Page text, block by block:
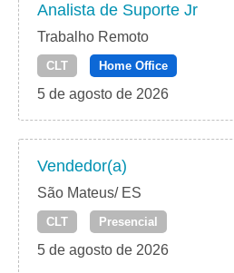
Analista de Suporte Jr
Trabalho Remoto
CLT Home Office
5 de agosto de 2026
Vendedor(a)
São Mateus/ ES
CLT Presencial
5 de agosto de 2026